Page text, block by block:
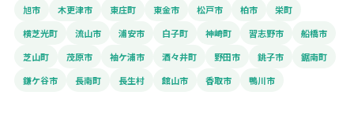
旭市
木更津市 東庄町 東金市 松戸市 柏市
栄町
横芝光町
流山市 浦安市 白子町 神崎町 習志野市
船橋市
芝山町
茂原市 袖ケ浦市 酒々井町 野田市 銚子市
鋸南町
鎌ケ谷市
長南町 長生村 館山市 香取市 鴨川市